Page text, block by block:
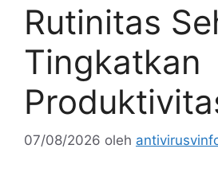
Rutinitas
Tingkatkan
07/08/2026 oleh